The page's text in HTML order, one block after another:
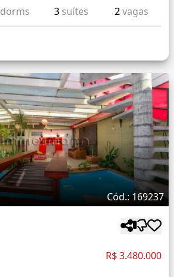
dorms 3 suítes 2vagas
Cód.: 169237
R$ 3.480.000